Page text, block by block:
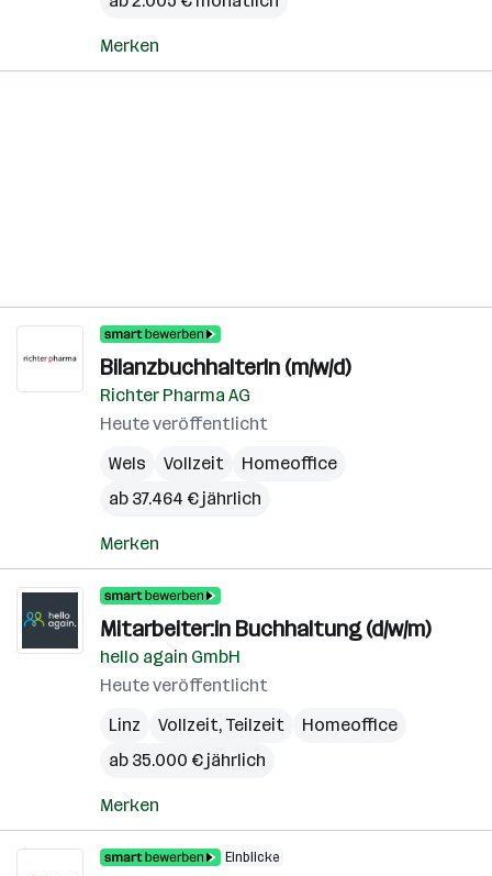
Merken
BilanzbuchhalterIn (m/w/d)
Richter Pharma AG
Heute veröffentlicht
Wels
Vollzeit
Homeoffice
ab 37.464 € jährlich
Merken
Mitarbeiter:in Buchhaltung (d/w/m)
hello again GmbH
Heute veröffentlicht
Linz
Vollzeit, Teilzeit
Homeoffice
ab 35.000 € jährlich
Merken
Einblicke